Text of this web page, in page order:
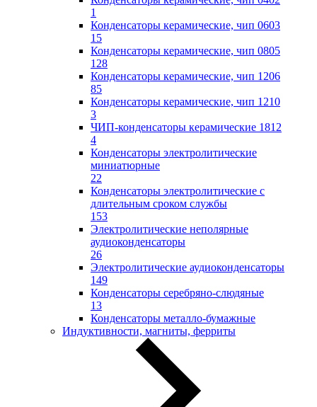
1
Конденсаторы керамические, чип 0603
15
Конденсаторы керамические, чип 0805
128
Конденсаторы керамические, чип 1206
85
Конденсаторы керамические, чип 1210
3
ЧИП-конденсаторы керамические 1812
4
Конденсаторы электролитические
миниатюрные
22
Конденсаторы электролитические с
длительным сроком службы
153
Электролитические неполярные
аудиоконденсаторы
26
Электролитические аудиоконденсаторы
149
Конденсаторы серебряно-слюдяные
13
Конденсаторы металло-бумажные
Индуктивности, магниты, ферриты